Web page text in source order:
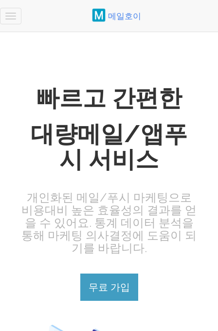
메일호이
Toggle
빠르고 간편한
대량메일/앱푸
시 서비스
개인화된 메일/푸시 마케팅으로
비용대비 높은 효율성의 결과를 얻
을 수 있어요. 통계 데이터 분석을
통해 마케팅 의사결정에 도움이 되
기를 바랍니다.
무료 가입